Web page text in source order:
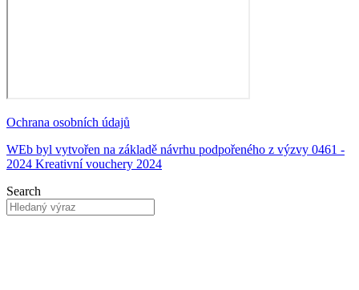
Ochrana osobních údajů
WEb byl vytvořen na základě návrhu podpořeného z výzvy 0461 -
2024 Kreativní vouchery 2024
Search